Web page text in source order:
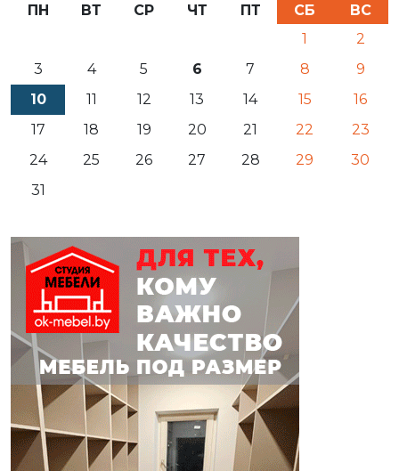
ПН ВТ СР ЧТ ПТ СБ
ВС
1
2
3
4 5 6 7 8
9
10
11 12 13 14 15
16
17
18 19 20 21 22
23
24
25 26 27 28 29
30
31